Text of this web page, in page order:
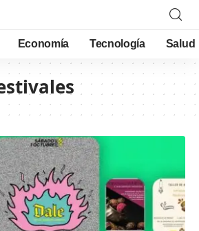
Economía Tecnología Salud